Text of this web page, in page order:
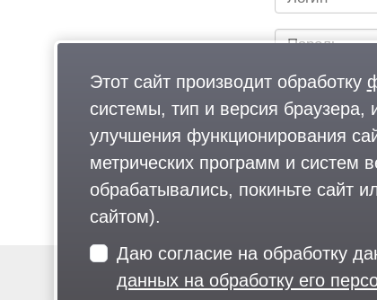
Быстрый вход/
Этот сайт производит обработку
системы, тип и версия браузера,
улучшения функционирования
метрических программ и систем
обрабатывались, покиньте сайт
сайтом).
Даю согласие на обработку
данных на обработку его